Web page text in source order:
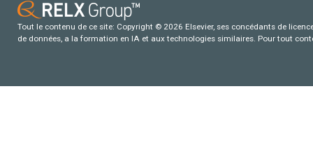
Tout le contenu de ce site: Copyright © 2026 Elsevier, ses concédants de
de données, a la formation en IA et aux technologies similaires. Pour tout